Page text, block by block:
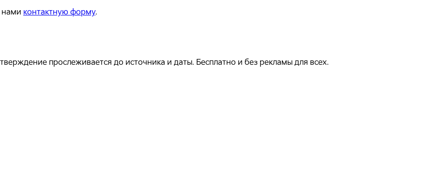
нами контактную форму.
прослеживается до источника и даты. Бесплатно и без рекламы для всех.